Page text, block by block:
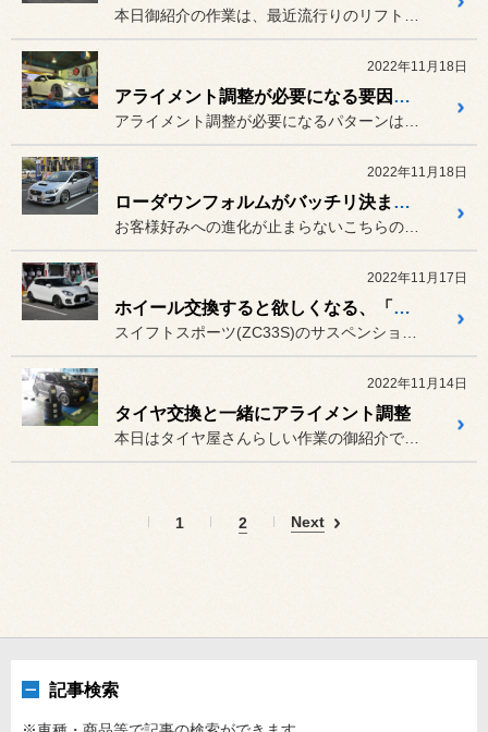
2022年11月18日
アライメント調整が必要になる要因は色々です
2022年11月18日
ローダウンフォルムがバッチリ決まったレヴォーグです
2022年11月17日
ホイール交換すると欲しくなる、「車高調」を取り付けます
2022年11月14日
タイヤ交換と一緒にアライメント調整
1 2 Next
記事検索